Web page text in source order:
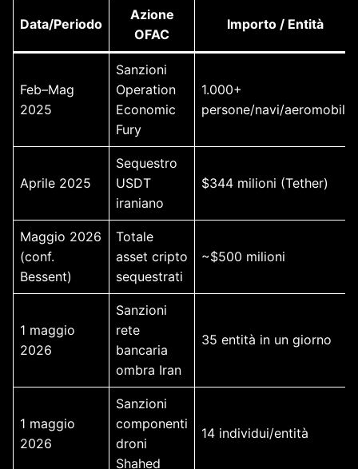
Data/Periodo
Azione
OFAC
Importo / Entità
Feb–Mag
2025
Sanzioni
Operation
Economic
Fury
1.000+
persone/navi/aeromobili
Aprile 2025
Sequestro
USDT
iraniano
$344 milioni (Tether)
Maggio 2026
(conf.
Bessent)
Totale
asset cripto
sequestrati
~$500 milioni
1 maggio
2026
Sanzioni
rete
bancaria
ombra Iran
35 entità in un giorno
1 maggio
2026
Sanzioni
componenti
droni
Shahed
14 individui/entità